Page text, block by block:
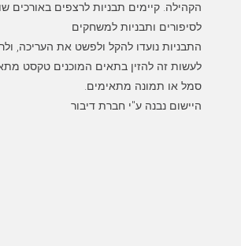
הקהילה. קיימים תבניות לרצפים באורכים
התבניות נועדו להקל ולפשט את העריכה,
לעשות זה להזין בתאים המוכנים טקסט
היישום נבנה ע"י חברת דיבור